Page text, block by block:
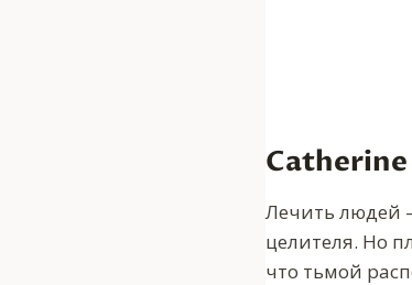
Лечить людей
целителя. Но
что тьмой